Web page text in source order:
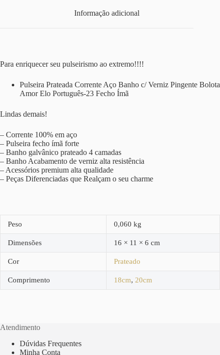
Informação adicional
Para enriquecer seu pulseirismo ao extremo!!!!
Pulseira Prateada Corrente Aço Banho c/ Verniz Pingente Bolota
Amor Elo Português-23 Fecho Ímã
Lindas demais!
– Corrente 100% em aço
– Pulseira fecho ímã forte
– Banho galvânico prateado 4 camadas
– Banho Acabamento de verniz alta resistência
– Acessórios premium alta qualidade
– Peças Diferenciadas que Realçam o seu charme
Peso 0,060 kg
Dimensões 16 × 11 × 6 cm
Cor Prateado
Comprimento 18cm, 20cm
Atendimento
Dúvidas Frequentes
Minha Conta